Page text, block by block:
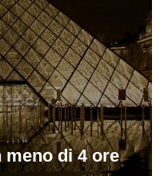
di 4 ore